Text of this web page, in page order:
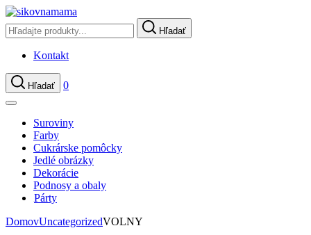
Hľadať
Kontakt
Hľadať 0
Suroviny
Farby
Cukrárske pomôcky
Jedlé obrázky
Dekorácie
Podnosy a obaly
Párty
DomovUncategorizedVOLNY